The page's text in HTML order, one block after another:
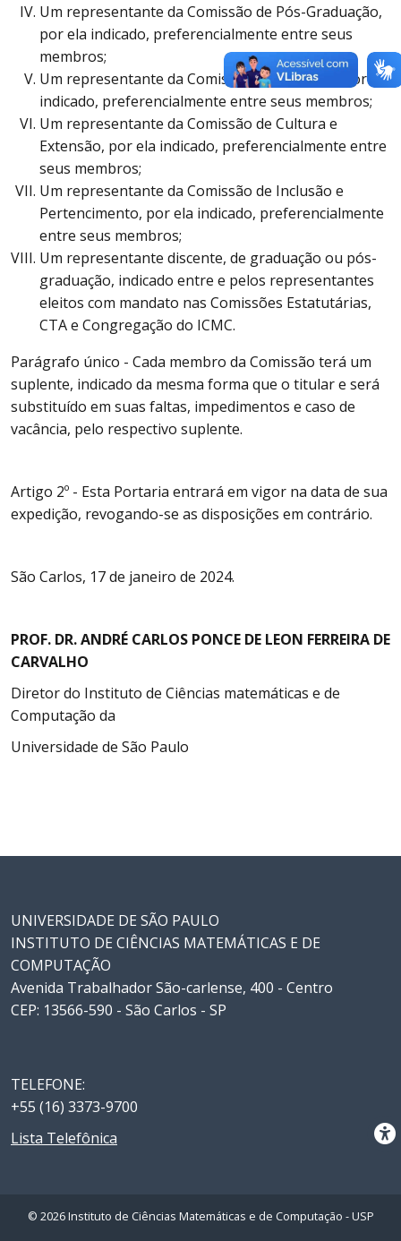
Um representante da Comissão de Pós-Graduação,
por ela indicado, preferencialmente entre seus
membros;
Um representante da Comissão de Pesquisa, por ela
indicado, preferencialmente entre seus membros;
Um representante da Comissão de Cultura e
Extensão, por ela indicado, preferencialmente entre
seus membros;
Um representante da Comissão de Inclusão e
Pertencimento, por ela indicado, preferencialmente
entre seus membros;
Um representante discente, de graduação ou pós-
graduação, indicado entre e pelos representantes
eleitos com mandato nas Comissões Estatutárias,
CTA e Congregação do ICMC.
Parágrafo único - Cada membro da Comissão terá um
suplente, indicado da mesma forma que o titular e será
substituído em suas faltas, impedimentos e caso de
vacância, pelo respectivo suplente.
Artigo 2º - Esta Portaria entrará em vigor na data de sua
expedição, revogando-se as disposições em contrário.
São Carlos, 17 de janeiro de 2024.
PROF. DR. ANDRÉ CARLOS PONCE DE LEON FERREIRA DE
CARVALHO
Diretor do Instituto de Ciências matemáticas e de
Computação da
Universidade de São Paulo
UNIVERSIDADE DE SÃO PAULO
INSTITUTO DE CIÊNCIAS MATEMÁTICAS E DE
COMPUTAÇÃO
Avenida Trabalhador São-carlense, 400 - Centro
CEP: 13566-590 - São Carlos - SP
TELEFONE:
+55 (16) 3373-9700
Lista Telefônica
© 2026 Instituto de Ciências Matemáticas e de Computação - USP